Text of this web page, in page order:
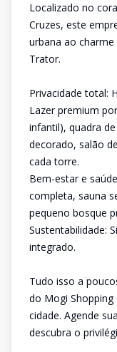
Localizado no
Cruzes, este
urbana ao
Trator.
Privacidade total:
Lazer premium
infantil), quadra
decorado, salão
cada torre.
Bem-estar e
completa, sauna
pequeno bosque
Sustentabilidade:
integrado.
Tudo isso a
do Mogi Shopping
cidade. Agende
descubra o